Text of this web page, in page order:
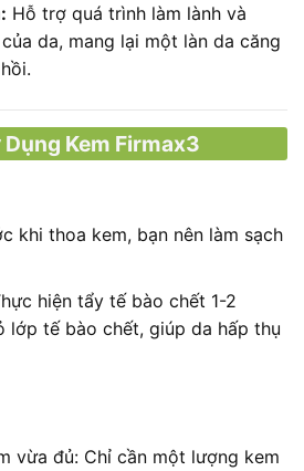
Hỗ trợ quá trình làm lành và
da, mang lại một làn da căng
Dụng Kem Firmax3
khi thoa kem, bạn nên làm sạch
hiện tẩy tế bào chết 1-2
lớp tế bào chết, giúp da hấp thụ
vừa đủ: Chỉ cần một lượng kem